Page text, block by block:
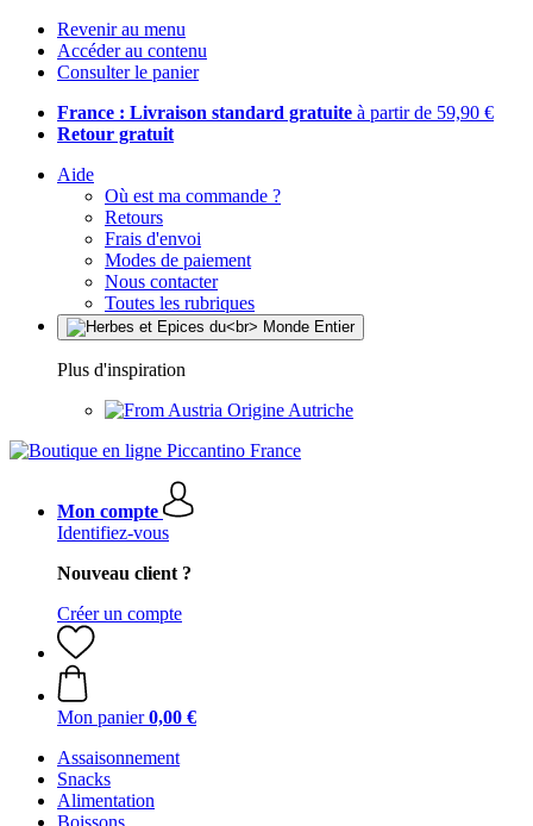
Revenir au menu
Accéder au contenu
Consulter le panier
France : Livraison standard gratuite à partir de 59,90 €
Retour gratuit
Aide
Où est ma commande ?
Retours
Frais d'envoi
Modes de paiement
Nous contacter
Toutes les rubriques
Plus d'inspiration
Origine Autriche
Mon compte
Identifiez-vous
Nouveau client ?
Créer un compte
Mon panier 0,00 €
Assaisonnement
Snacks
Alimentation
Boissons